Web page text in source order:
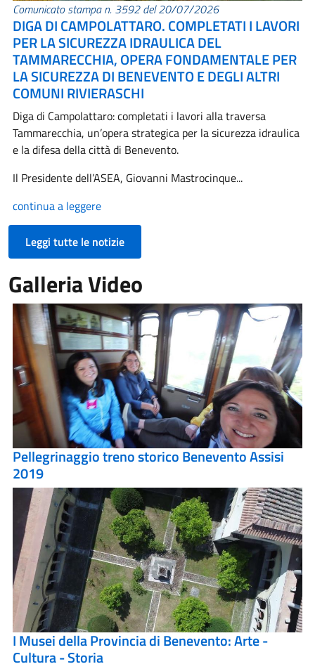
Comunicato stampa n. 3592 del 20/07/2026
DIGA DI CAMPOLATTARO. COMPLETATI I LAVORI
PER LA SICUREZZA IDRAULICA DEL
TAMMARECCHIA, OPERA FONDAMENTALE PER
LA SICUREZZA DI BENEVENTO E DEGLI ALTRI
COMUNI RIVIERASCHI
Diga di Campolattaro: completati i lavori alla traversa
Tammarecchia, un’opera strategica per la sicurezza idraulica
e la difesa della città di Benevento.
Il Presidente dell’ASEA, Giovanni Mastrocinque...
continua a leggere
Leggi tutte le notizie
Galleria Video
Pellegrinaggio treno storico Benevento Assisi
2019
I Musei della Provincia di Benevento: Arte -
Cultura - Storia